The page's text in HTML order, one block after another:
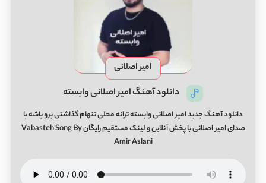
امیر اصلانی
دانلود آهنگ امیر اصلانی وابسته
دانلود آهنگ جدید امیر اصلانی وابسته ترانه محلی تنهام گذاشتی برو باشه با
صدای امیر اصلانی با پخش آنلاین و لینک مستقیم رایگان Vabasteh Song By
Amir Aslani